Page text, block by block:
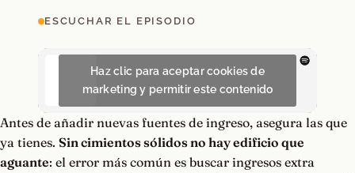
ESCUCHAR EL EPISODIO
Haz clic para aceptar cookies de
marketing y permitir este contenido
Antes de añadir nuevas fuentes de ingreso, asegura las que
ya tienes. Sin cimientos sólidos no hay edificio que
aguante: el error más común es buscar ingresos extra